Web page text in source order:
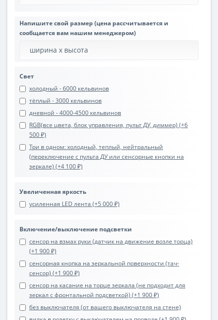
Напишите свой размер (цена рассчитывается и
сообщается вам нашим менеджером)
Свет
холодный - 6000 кельвинов
тёплый - 3000 кельвинов
дневной - 4000-4500 кельвинов
RGB(все цвета, блок управления, пульт ДУ, диммер) (+6
500 ₽)
Три в одном: холодный, теплый, нейтральный
(переключение с пульта ДУ или сенсорные кнопки на
зеркале) (+4 100 ₽)
Увеличенная яркость
усиленная LED лента (+5 000 ₽)
Включение/выключение подсветки
сенсор на взмах руки (датчик на движение возле торца)
(+1 900 ₽)
сенсорная кнопка на зеркальной поверхности (тач-
сенсор) (+1 900 ₽)
сенсор на касание на торце зеркала (не подходит для
зеркал с фронтальной подсветкой) (+1 900 ₽)
без выключателя (от вашего выключателя на стене)